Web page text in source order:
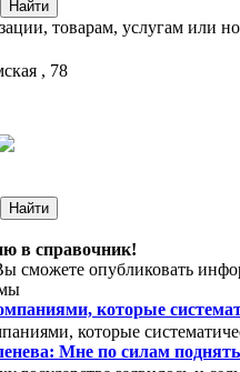
товарам, услугам или
, 78
в справочник!
сможете опубликовать
которые
которые
Мне по силам